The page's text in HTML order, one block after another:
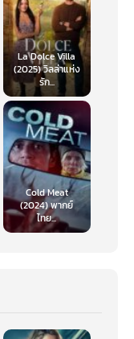
La Dolce Villa
(2025) วิลล่าแห่ง
รัก...
Cold Meat
(2024) พากย์
ไทย...